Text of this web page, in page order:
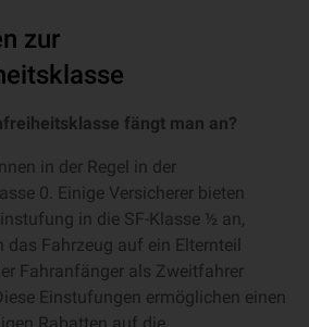
zur
fängt man an?
in der Regel in der
0. Einige Versicherer bieten
in die SF-Klasse ½ an,
das Fahrzeug auf ein Elternteil
Fahranfänger als Zweitfahrer
Einstufungen ermöglichen einen